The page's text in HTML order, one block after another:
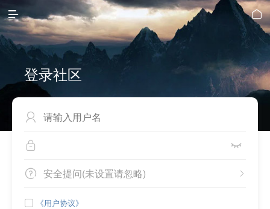
 
登录社区

 
 
安全提问(未设置请忽略)
 《用户协议》